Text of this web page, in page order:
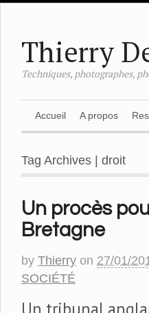
Thierry
Techniques, photographes,
Accueil A propos
Tag Archives | droit
Un procès
Bretagne
by Thierry on 27/01/
SOCIÉTÉ
Un tribunal